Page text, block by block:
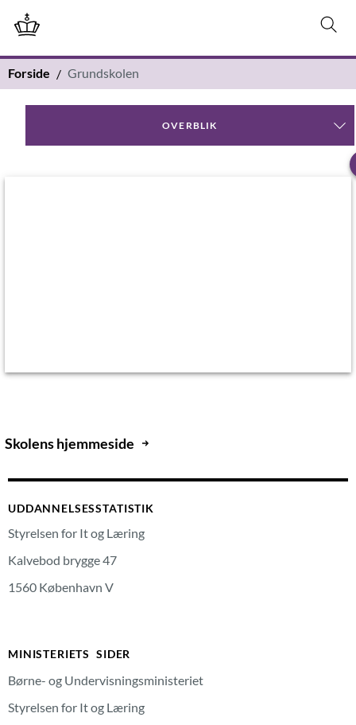
Forside Grundskolen
OVERBLIK
Skolens hjemmeside
UDDANNELSESSTATISTIK
Styrelsen for It og Læring
Kalvebod brygge 47
1560 København V
MINISTERIETS SIDER
Børne- og Undervisningsministeriet
Styrelsen for It og Læring